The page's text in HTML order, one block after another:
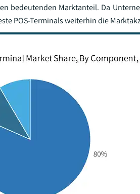
bedeutenden Marktanteil. Da
POS-Terminals weiterhin die